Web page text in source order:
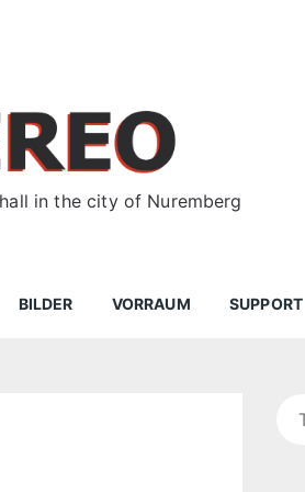
in the city of Nuremberg
BILDER VORRAUM SUPPORT
for: